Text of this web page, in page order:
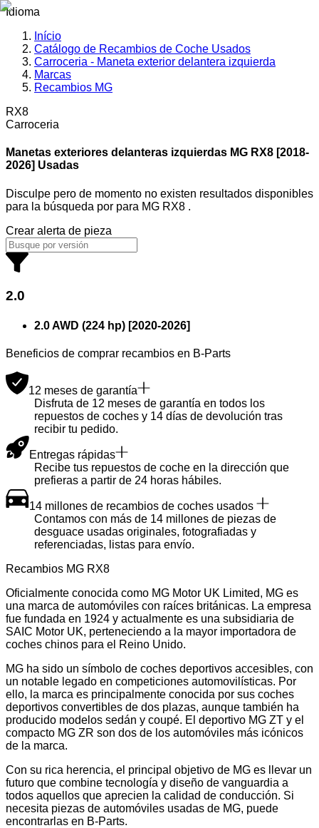
Idioma
Início
Catálogo de Recambios de Coche Usados
Carroceria - Maneta exterior delantera izquierda
Marcas
Recambios MG
RX8
Carroceria
Manetas exteriores delanteras izquierdas MG RX8 [2018-
2026] Usadas
Disculpe pero de momento no existen resultados disponibles
para la búsqueda por para MG RX8 .
Crear alerta de pieza
2.0
2.0 AWD (224 hp) [2020-2026]
Beneficios de comprar recambios en B-Parts
12 meses de garantía
Disfruta de 12 meses de garantía en todos los
repuestos de coches y 14 días de devolución tras
recibir tu pedido.
Entregas rápidas
Recibe tus repuestos de coche en la dirección que
prefieras a partir de 24 horas hábiles.
14 millones de recambios de coches usados
Contamos con más de 14 millones de piezas de
desguace usadas originales, fotografiadas y
referenciadas, listas para envío.
Recambios MG RX8
Oficialmente conocida como MG Motor UK Limited, MG es
una marca de automóviles con raíces británicas. La empresa
fue fundada en 1924 y actualmente es una subsidiaria de
SAIC Motor UK, perteneciendo a la mayor importadora de
coches chinos para el Reino Unido.
MG ha sido un símbolo de coches deportivos accesibles, con
un notable legado en competiciones automovilísticas. Por
ello, la marca es principalmente conocida por sus coches
deportivos convertibles de dos plazas, aunque también ha
producido modelos sedán y coupé. El deportivo MG ZT y el
compacto MG ZR son dos de los automóviles más icónicos
de la marca.
Con su rica herencia, el principal objetivo de MG es llevar un
futuro que combine tecnología y diseño de vanguardia a
todos aquellos que aprecien la calidad de conducción. Si
necesita piezas de automóviles usadas de MG, puede
encontrarlas en B-Parts.